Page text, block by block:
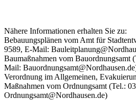
Nähere Informationen erhalten Sie zu:
Bebauungsplänen vom Amt für
9589, E-Mail:
Baumaßnahmen vom Bauordnungsamt
Mail:
Verordnung im Allgemeinen,
Maßnahmen vom Ordnungsamt (Tel.:
Ordnungsamt@Nordhausen.de)